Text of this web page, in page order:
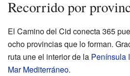
Recorrido por
El Camino del Cid conecta 365
ocho provincias que lo forman.
ruta une el interior de la Península
Mar Mediterráneo.